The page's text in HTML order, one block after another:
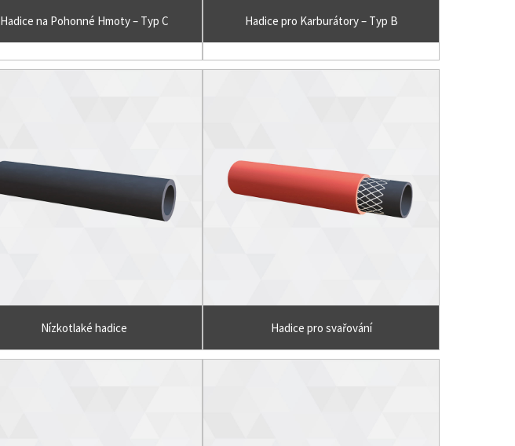
Hadice na Pohonné Hmoty – Typ C Hadice pro Karburátory – Typ B
Nízkotlaké hadice Hadice pro svařování